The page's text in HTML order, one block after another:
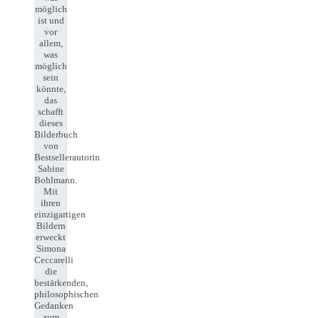
möglich
ist und
vor
allem,
was
möglich
sein
könnte,
das
schafft
dieses
Bilderbuch
von
Bestsellerautorin
Sabine
Bohlmann.
Mit
ihren
einzigartigen
Bildern
erweckt
Simona
Ceccarelli
die
bestärkenden,
philosophischen
Gedanken